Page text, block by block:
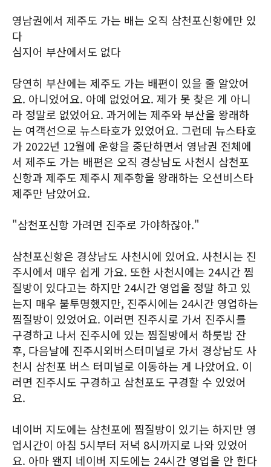
영남권에서 제주도 가는 배는 오직 삼천포신항에만 있
다
심지어 부산에서도 없다
당연히 부산에는 제주도 가는 배편이 있을 줄 알았어
요. 아니었어요. 아예 없었어요. 제가 못 찾은 게 아니
라 정말로 없었어요. 과거에는 제주와 부산을 왕래하
는 여객선으로 뉴스타호가 있었어요. 그런데 뉴스타호
가 2022년 12월에 운항을 중단하면서 영남권 전체에
서 제주도 가는 배편은 오직 경상남도 사천시 삼천포
신항과 제주도 제주시 제주항을 왕래하는 오션비스타
제주만 남았어요.
"삼천포신항 가려면 진주로 가야하잖아."
삼천포신항은 경상남도 사천시에 있어요. 사천시는 진
주시에서 매우 쉽게 가요. 또한 사천시에는 24시간 찜
질방이 있다고는 하지만 24시간 영업을 정말 하고 있
는지 매우 불투명했지만, 진주시에는 24시간 영업하는
찜질방이 있었어요. 이러면 진주시로 가서 진주시를
구경하고 나서 진주시에 있는 찜질방에서 하룻밤 잔
후, 다음날에 진주시외버스터미널로 가서 경상남도 사
천시 삼천포 버스 터미널로 이동하는 게 나았어요. 이
러면 진주시도 구경하고 삼천포도 구경할 수 있었어
요.
네이버 지도에는 삼천포에 찜질방이 있기는 하지만 영
업시간이 아침 5시부터 저녁 8시까지로 나와 있었어
요. 아마 왠지 네이버 지도에는 24시간 영업을 안 한다